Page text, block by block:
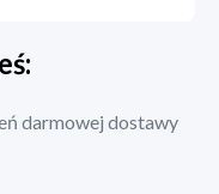
darmowej dostawy